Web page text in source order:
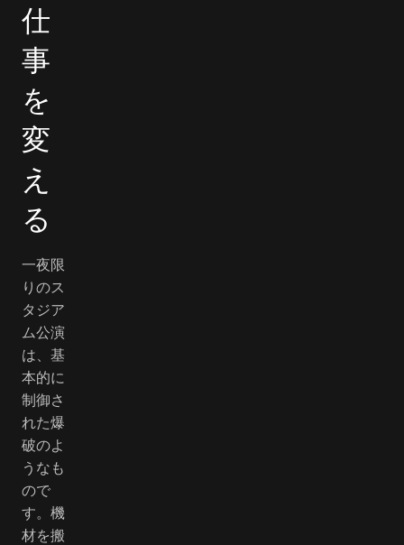
仕
事
を
変
え
る
一夜限
りのス
タジア
ム公演
は、基
本的に
制御さ
れた爆
破のよ
うなも
ので
す。機
材を搬